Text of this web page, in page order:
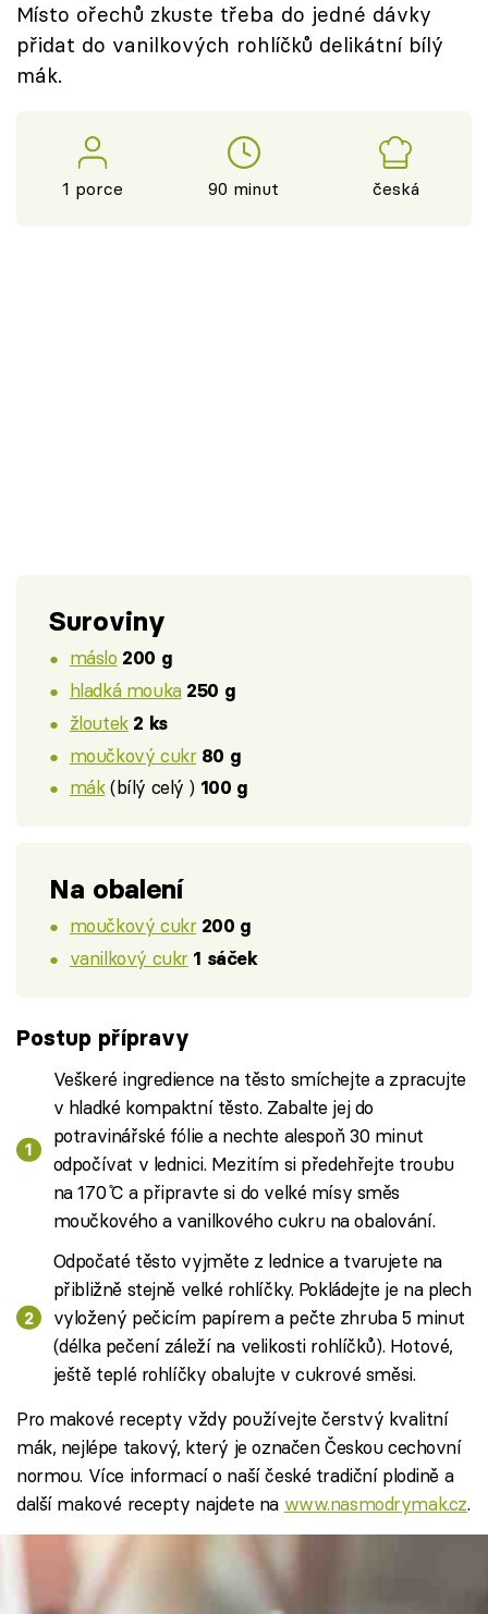
Sledujte nás
Místo ořechů zkuste třeba do jedné dávky
přidat do vanilkových rohlíčků delikátní bílý
mák.
1 porce 90 minut česká
Suroviny
máslo 200 g
hladká mouka 250 g
žloutek 2 ks
moučkový cukr 80 g
mák(bílý celý ) 100 g
Na obalení
moučkový cukr 200 g
vanilkový cukr 1 sáček
Postup přípravy
Veškeré ingredience na těsto smíchejte a zpracujte
v hladké kompaktní těsto. Zabalte jej do
potravinářské fólie a nechte alespoň 30 minut
odpočívat v lednici. Mezitím si předehřejte troubu
na 170 ̊C a připravte si do velké mísy směs
moučkového a vanilkového cukru na obalování.
Odpočaté těsto vyjměte z lednice a tvarujete na
přibližně stejně velké rohlíčky. Pokládejte je na plech
vyložený pečicím papírem a pečte zhruba 5 minut
(délka pečení záleží na velikosti rohlíčků). Hotové,
ještě teplé rohlíčky obalujte v cukrové směsi.
Pro makové recepty vždy používejte čerstvý kvalitní
mák, nejlépe takový, který je označen Českou cechovní
normou. Více informací o naší české tradiční plodině a
další makové recepty najdete na www.nasmodrymak.cz.